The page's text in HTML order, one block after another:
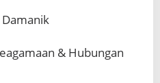
& Hubungan